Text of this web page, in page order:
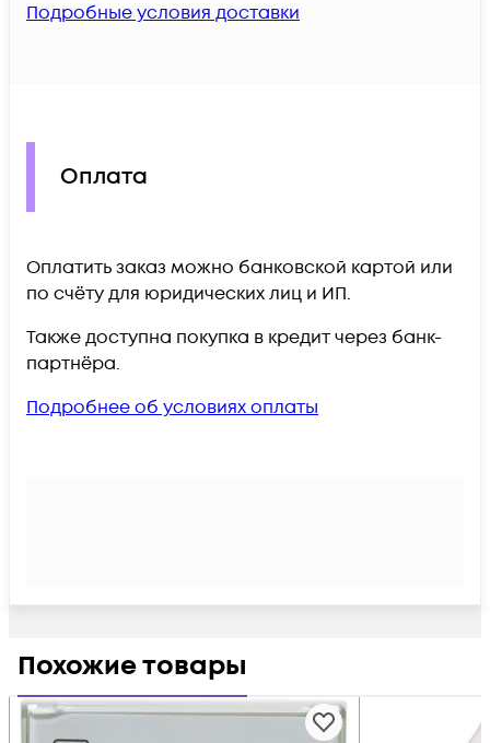
Подробные условия доставки
Оплата
Оплатить заказ можно банковской картой или
по счёту для юридических лиц и ИП.
Также доступна покупка в кредит через банк-
партнёра.
Подробнее об условиях оплаты
Похожие товары